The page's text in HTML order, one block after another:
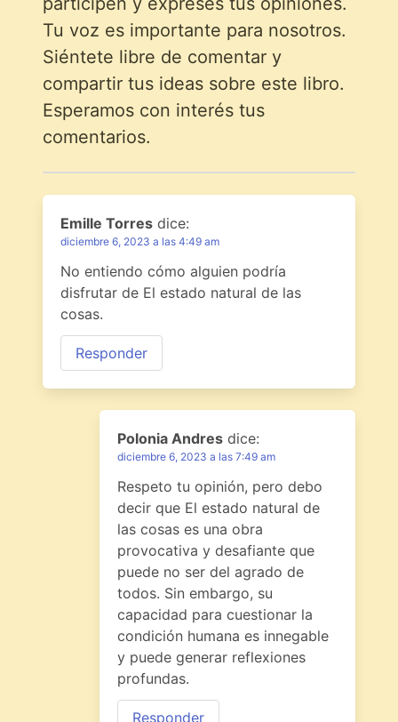
Tu voz es importante para nosotros.
Siéntete libre de comentar y
compartir tus ideas sobre este libro.
Esperamos con interés tus
comentarios.
Emille Torres dice:
diciembre 6, 2023 a las 4:49 am
No entiendo cómo alguien podría
disfrutar de El estado natural de las
cosas.
Responder
Polonia Andres dice:
diciembre 6, 2023 a las 7:49 am
Respeto tu opinión, pero debo
decir que El estado natural de
las cosas es una obra
provocativa y desafiante que
puede no ser del agrado de
todos. Sin embargo, su
capacidad para cuestionar la
condición humana es innegable
y puede generar reflexiones
profundas.
Responder